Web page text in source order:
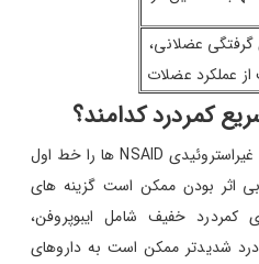
عضلانی،
عملکرد عضلات
اکثر پزشکان داروهای ضد التهابی غیراستروئیدی NSAID ها را خط اول
اثر بودن ممکن است گزینه های
کمردرد خفیف شامل ایبوپروفن،
شدیدتر ممکن است به داروهای